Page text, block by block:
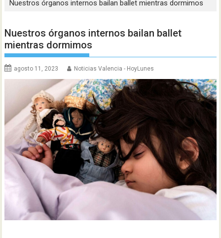
Nuestros órganos internos bailan ballet mientras dormimos
Nuestros órganos internos bailan ballet
mientras dormimos
agosto 11, 2023 Noticias Valencia - HoyLunes